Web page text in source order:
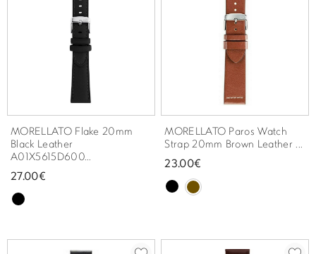
MORELLATO Flake 20mm
Black Leather
A01X5615D600...
27.00€
MORELLATO Paros Watch
Strap 20mm Brown Leather ...
23.00€